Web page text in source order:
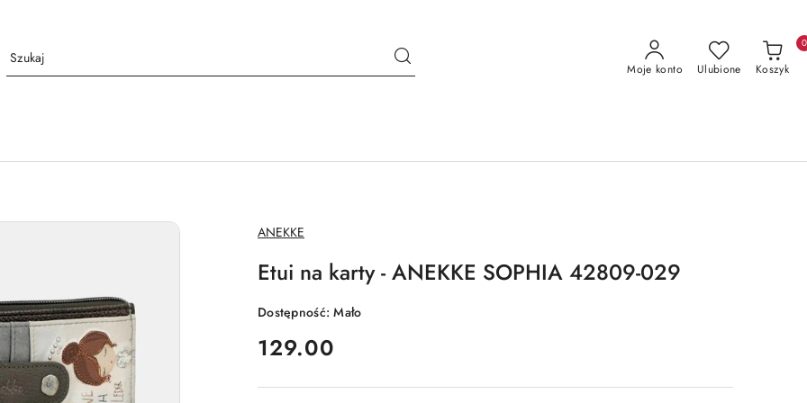
Moje konto Ulubione Koszyk
0
NAZWA
PRODUCENTA:
ANEKKE
Etui na karty - ANEKKE SOPHIA 42809-029
Dostępność:Mało
cena:
129.00